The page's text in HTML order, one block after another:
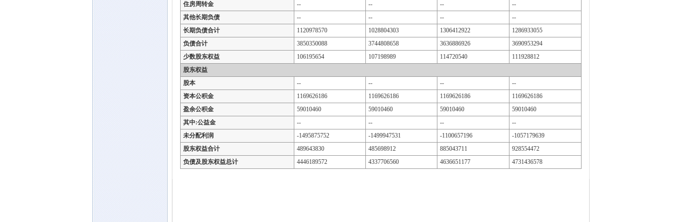
住房周转金
-- -- --
--
其他长期负债
-- -- --
--
长期负债合计
1120978570 1028804303 1306412922
1286933055
负债合计
3850350088 3744808658 3636886926
3690953294
少数股东权益
106195654 107198989 114720540
111928812
股东权益
股本
-- -- --
--
资本公积金
1169626186 1169626186 1169626186
1169626186
盈余公积金
59010460 59010460 59010460
59010460
其中:公益金
-- -- --
--
未分配利润
-1495875752 -1499947531 -1100657196
-1057179639
股东权益合计
489643830 485698912 885043711
928554472
负债及股东权益总计
4446189572 4337706560 4636651177 4731436578